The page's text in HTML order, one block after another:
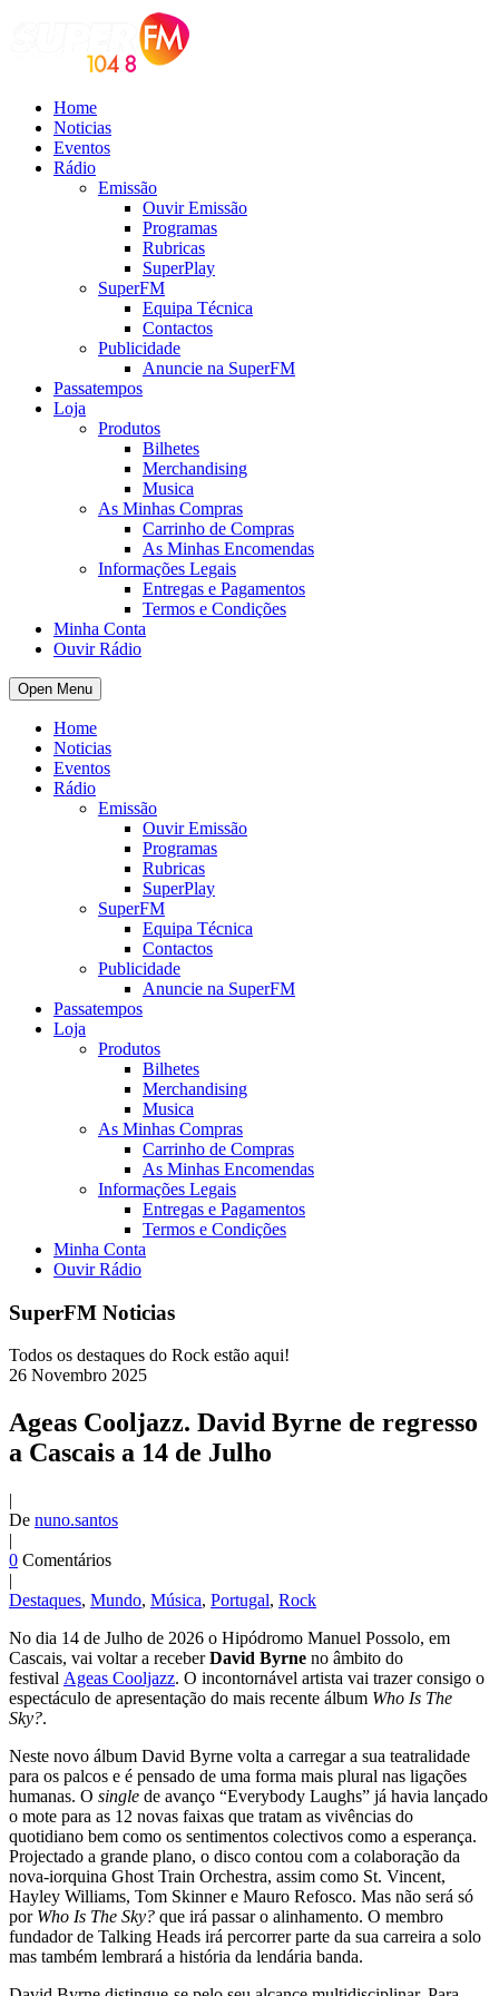
Home
Noticias
Eventos
Rádio
Emissão
Ouvir Emissão
Programas
Rubricas
SuperPlay
SuperFM
Equipa Técnica
Contactos
Publicidade
Anuncie na SuperFM
Passatempos
Loja
Produtos
Bilhetes
Merchandising
Musica
As Minhas Compras
Carrinho de Compras
As Minhas Encomendas
Informações Legais
Entregas e Pagamentos
Termos e Condições
Minha Conta
Ouvir Rádio
Open Menu
Home
Noticias
Eventos
Rádio
Emissão
Ouvir Emissão
Programas
Rubricas
SuperPlay
SuperFM
Equipa Técnica
Contactos
Publicidade
Anuncie na SuperFM
Passatempos
Loja
Produtos
Bilhetes
Merchandising
Musica
As Minhas Compras
Carrinho de Compras
As Minhas Encomendas
Informações Legais
Entregas e Pagamentos
Termos e Condições
Minha Conta
Ouvir Rádio
SuperFM Noticias
Todos os destaques do Rock estão aqui!
26 Novembro 2025
Ageas Cooljazz. David Byrne de regresso
a Cascais a 14 de Julho
|
De nuno.santos
|
0 Comentários
|
Destaques, Mundo, Música, Portugal, Rock
No dia 14 de Julho de 2026 o Hipódromo Manuel Possolo, em
Cascais, vai voltar a receberDavid Byrne no âmbito do
festival Ageas Cooljazz. O incontornável artista vai trazer consigo o
espectáculo de apresentação do mais recente álbum Who Is The
Sky?.
Neste novo álbum David Byrne volta a carregar a sua teatralidade
para os palcos e é pensado de uma forma mais plural nas ligações
humanas. O single de avanço “Everybody Laughs” já havia lançado
o mote para as 12 novas faixas que tratam as vivências do
quotidiano bem como os sentimentos colectivos como a esperança.
Projectado a grande plano, o disco contou com a colaboração da
nova-iorquina Ghost Train Orchestra, assim como St. Vincent,
Hayley Williams, Tom Skinner e Mauro Refosco. Mas não será só
por Who Is The Sky? que irá passar o alinhamento. O membro
fundador de Talking Heads irá percorrer parte da sua carreira a solo
mas também lembrará a história da lendária banda.